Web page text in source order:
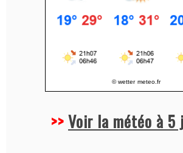
© wetter meteo.fr
>>Voir la météo à 5